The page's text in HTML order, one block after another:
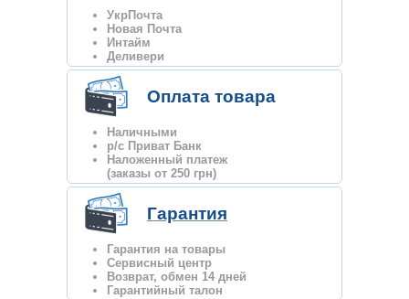
УкрПочта
Новая Почта
Интайм
Деливери
Оплата товара
Наличными
р/с Приват Банк
Наложенный платеж
(заказы от 250 грн)
Гарантия
Гарантия на товары
Сервисный центр
Возврат, обмен 14 дней
Гарантийный талон